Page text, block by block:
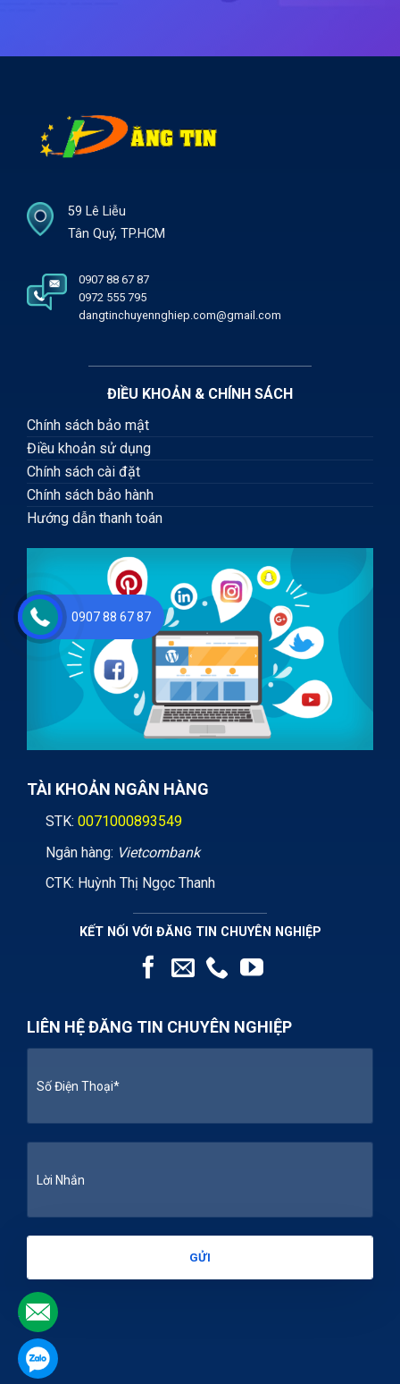
59 Lê Liễu
Tân Quý, TP.HCM
0907 88 67 87
0972 555 795
dangtinchuyennghiep.com@gmail.com
ĐIỀU KHOẢN & CHÍNH SÁCH
Chính sách bảo mật
Điều khoản sử dụng
Chính sách cài đặt
Chính sách bảo hành
Hướng dẫn thanh toán
TÀI KHOẢN NGÂN HÀNG
STK: 0071000893549
Ngân hàng: Vietcombank
CTK: Huỳnh Thị Ngọc Thanh
KẾT NỐI VỚI ĐĂNG TIN CHUYÊN NGHIỆP
LIÊN HỆ ĐĂNG TIN CHUYÊN NGHIỆP
0907 88 67 87
.
.